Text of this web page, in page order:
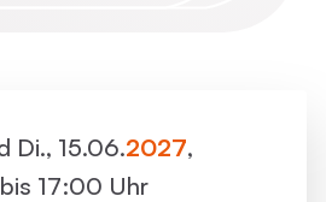
Di., 15.06.2027,
17:00 Uhr